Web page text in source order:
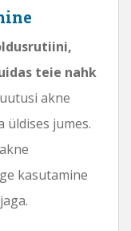
teie nahk
akne
üldises jumes.
kasutamine